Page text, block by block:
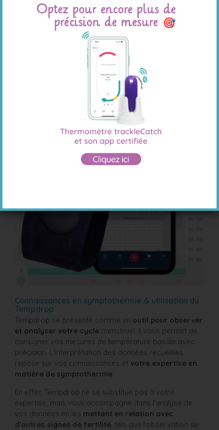
possibilité de synchroniser Tempdrop avec
d’autres applications.
Adapté au quotidien de chaque femme :
pouvez utiliser Tempdrop si vous avez des réveils
fréquents pendant la nuit, des horaires de
sommeil irréguliers, vous voyagez beaucoup
avec changement de fuseau horaire, etc.
Garantie fabricant d’un an
Connaissances en symptothermie & utilisation du
Tempdrop
Tempdrop se présente comme un outil pour observer
et analyser votre cycle menstruel. Il vous permet de
consigner vos mesures de température basale avec
précision. L'interprétation des données recueillies
repose sur vos connaissances et votre expertise en
matière de symptothermie.
En effet, Tempdrop ne se substitue pas à votre
expertise, mais vous accompagne dans l'analyse de
vos données en les mettant en relation avec
d'autres signes de fertilité , tels que l'observation de